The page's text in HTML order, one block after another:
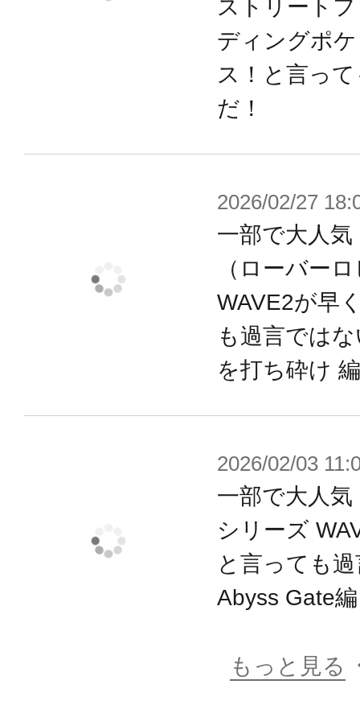
それとも、駆け抜けるのか？
・スカルライダー×1
・不滅の魂を宿すバイク×1
・ロビンフィギュア（9種よりラン
◯ROVER ROBIN（ローバー ロビン
～好奇心旺盛な少年”ロビン“はある
赤い欠片を手に入れました。
と、それは突然動き出し、ロビンの
赤い欠片は全能者の持つ不思議な力
ロビンはポータルを潜り、30年前に
ストリート
ディングポ
ス！と言っ
だ！
2026/02/27
一部で大人
（ローバー
WAVE2が早
も過言では
を打ち砕け
2026/02/03
一部で大人
シリーズ
と言っても
Abyss Gate
もっと見る